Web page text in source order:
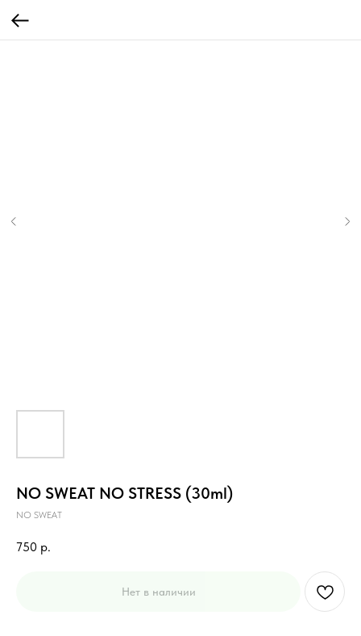
NO SWEAT NO STRESS (30ml)
NO SWEAT
750 р.
Нет в наличии